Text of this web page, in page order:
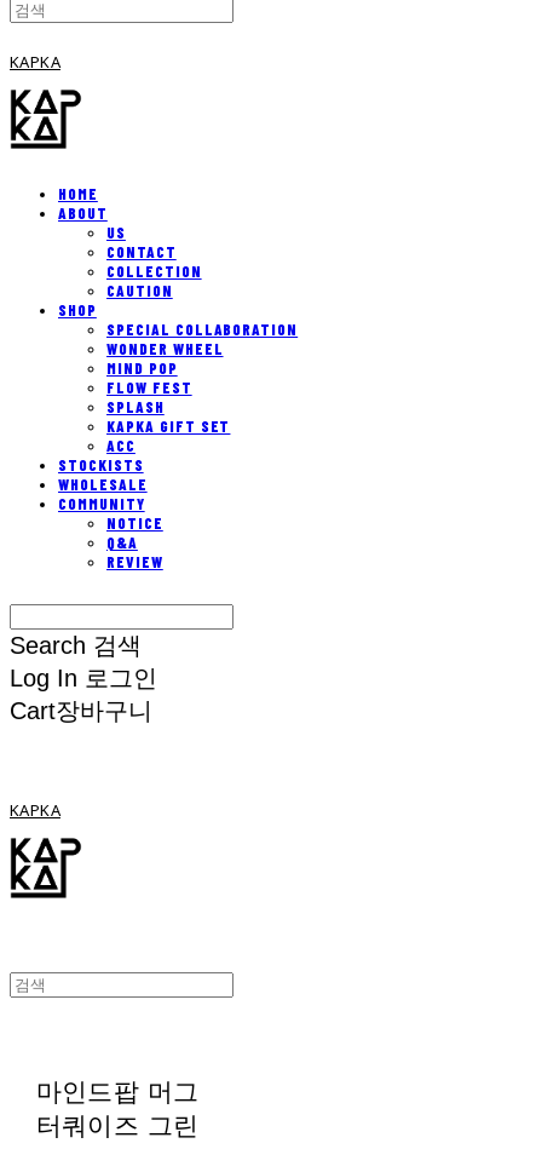
KAPKA
HOME
ABOUT
US
CONTACT
COLLECTION
CAUTION
SHOP
SPECIAL COLLABORATION
WONDER WHEEL
MIND POP
FLOW FEST
SPLASH
KAPKA GIFT SET
ACC
STOCKISTS
WHOLESALE
COMMUNITY
NOTICE
Q&A
REVIEW
Search 검색
Log In 로그인
Cart장바구니
KAPKA
마인드팝 머그
터쿼이즈 그린